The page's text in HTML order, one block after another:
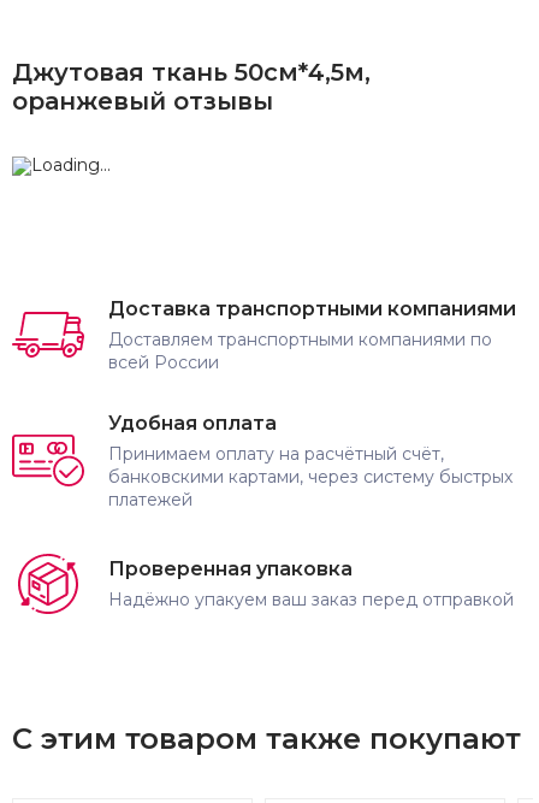
Джутовая ткань 50см*4,5м,
оранжевый отзывы
Доставка транспортными компаниями
Доставляем транспортными компаниями по
всей России
Удобная оплата
Принимаем оплату на расчётный счёт,
банковскими картами, через систему быстрых
платежей
Проверенная упаковка
Надёжно упакуем ваш заказ перед отправкой
С этим товаром также покупают